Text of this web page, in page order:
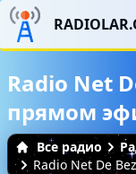
Radio Net
прямом
Все радио
Radio Net De